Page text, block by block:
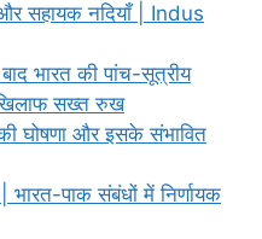
सहायक नदियाँ | Indus
भारत की पांच-सूत्रीय
सख्त रुख
घोषणा और इसके संभावित
पाक संबंधों में निर्णायक